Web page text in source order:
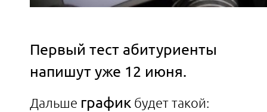
Первый тест абитуриенты
напишут уже 12 июня.
Дальше график будет такой: